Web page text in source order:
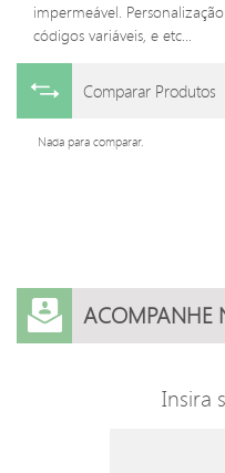
impermeável.
códigos variáveis, e etc...
Comparar Produtos
Nada para comparar.
ACOMPANHE
Insira